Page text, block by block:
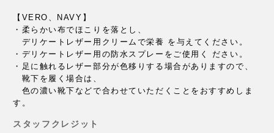
【VERO、NAVY】
・柔らかい布でほこりを落とし、
デリケートレザー用クリームで栄養 を与えてください。
・デリケートレザー用の防水スプレーをご使用く ださい。
・足に触れるレザー部分が色移りする場合がありますので、
靴下を履く場合は、
色の濃い靴下などで合わせていただくことをおすすめしま
す。
スタッフクレジット